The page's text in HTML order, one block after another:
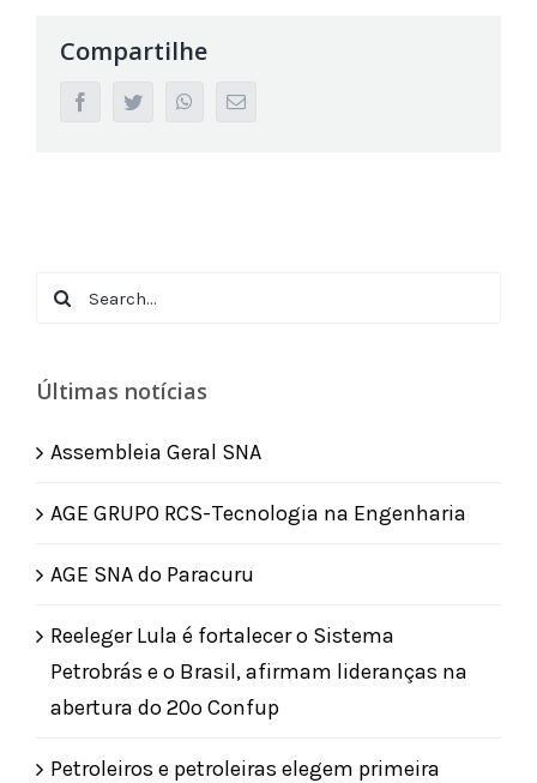
Compartilhe
facebooktwitter whatsappEmail
Search
Últimas notícias
Assembleia Geral SNA
AGE GRUPO RCS-Tecnologia na Engenharia
AGE SNA do Paracuru
Reeleger Lula é fortalecer o Sistema
Petrobrás e o Brasil, afirmam lideranças na
abertura do 20º Confup
Petroleiros e petroleiras elegem primeira